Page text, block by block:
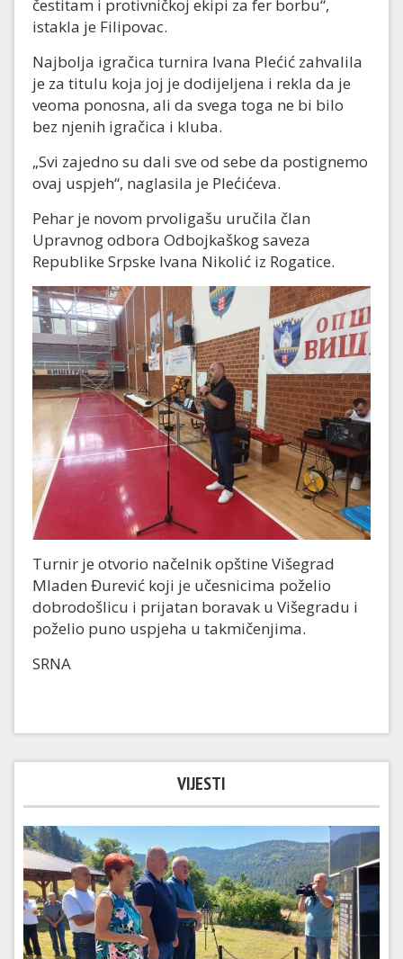
čestitam i protivničkoj ekipi za fer borbu“,
istakla je Filipovac.
Najbolja igračica turnira Ivana Plećić zahvalila
je za titulu koja joj je dodijeljena i rekla da je
veoma ponosna, ali da svega toga ne bi bilo
bez njenih igračica i kluba.
„Svi zajedno su dali sve od sebe da postignemo
ovaj uspjeh“, naglasila je Plećićeva.
Pehar je novom prvoligašu uručila član
Upravnog odbora Odbojkaškog saveza
Republike Srpske Ivana Nikolić iz Rogatice.
Turnir je otvorio načelnik opštine Višegrad
Mladen Đurević koji je učesnicima poželio
dobrodošlicu i prijatan boravak u Višegradu i
poželio puno uspjeha u takmičenjima.
SRNA
VIJESTI